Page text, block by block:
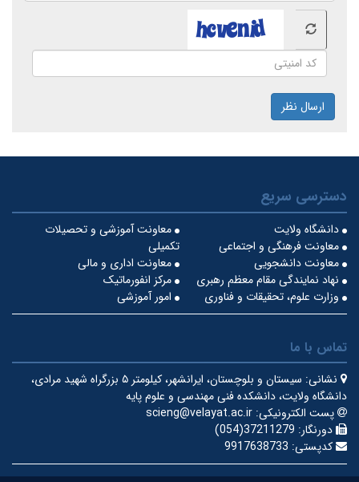
ارسال نظر
دسترسی سریع
معاونت آموزشی و تحصیلات
تکمیلی
دانشگاه ولایت
معاونت فرهنگی و اجتماعی
معاونت اداری و مالی
معاونت دانشجویی
مرکز انفورماتیک
نهاد نمایندگی مقام معظم رهبری
امور آموزشی
وزارت علوم، تحقیقات و فناوری
تماس با ما
نشانی:
سیستان و بلوچستان، ایرانشهر، کیلومتر ۵ بزرگراه شهید مرادی،
دانشگاه ولایت، دانشکده فنی مهندسی و علوم پایه
پست الکترونیکی: scieng@velayat.ac.ir
دورنگار: 37211279(054)
کدپستی: 9917638733